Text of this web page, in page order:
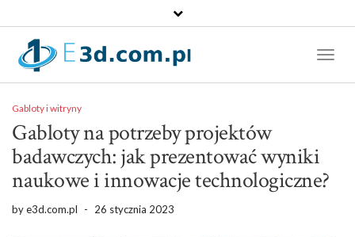
Gabloty i witryny
Gabloty na potrzeby projektów
badawczych: jak prezentować wyniki
naukowe i innowacje technologiczne?
bye3d.com.pl - 26 stycznia 2023